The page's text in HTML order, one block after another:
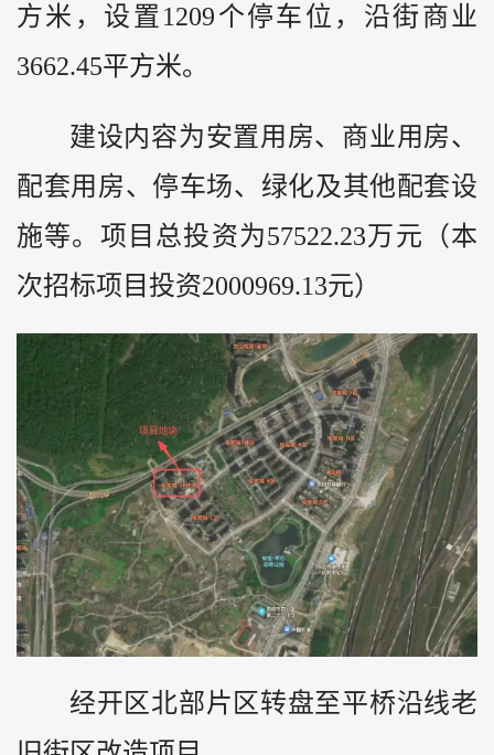
方米，设置1209个停车位，沿街商业
3662.45平方米。
建设内容为安置用房、商业用房、
配套用房、停车场、绿化及其他配套设
施等。项目总投资为57522.23万元（本
次招标项目投资2000969.13元）
经开区北部片区转盘至平桥沿线老